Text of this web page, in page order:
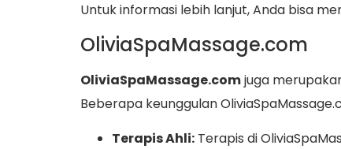
Untuk informasi lebih lanjut, Anda bisa
OliviaSpaMassage.com
OliviaSpaMassage.comjuga
Beberapa keunggulan
Terapis Ahli: Terapis di